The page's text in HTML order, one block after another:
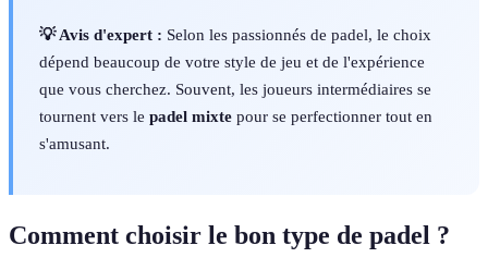
💡 Avis d'expert : Selon les passionnés de padel, le choix
dépend beaucoup de votre style de jeu et de l'expérience
que vous cherchez. Souvent, les joueurs intermédiaires se
tournent vers le padel mixte pour se perfectionner tout en
s'amusant.
Comment choisir le bon type de padel ?